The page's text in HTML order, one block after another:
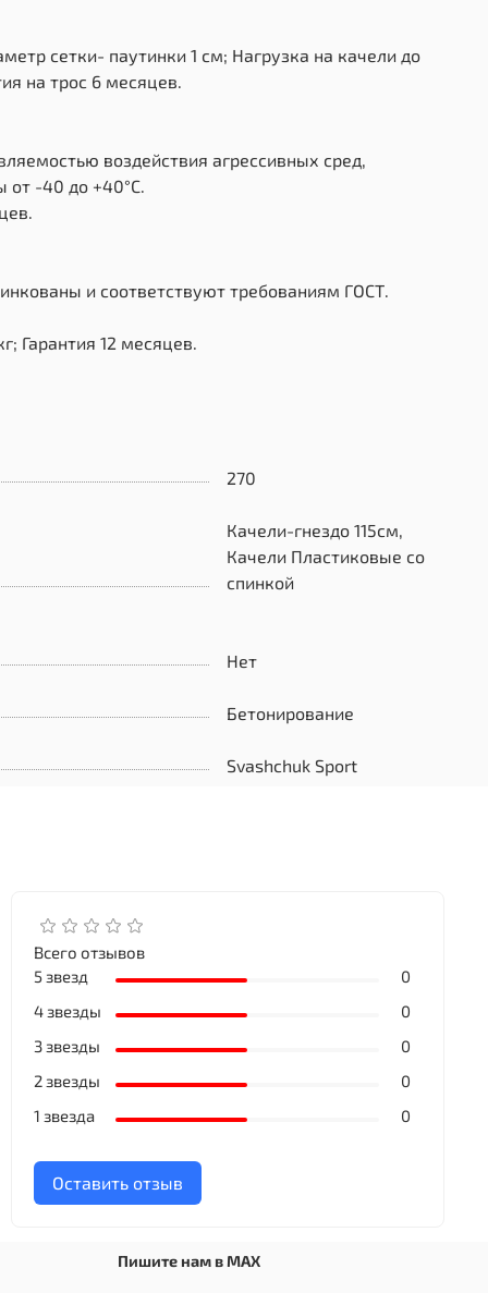
сетки- паутинки 1 см; Нагрузка на качели до
на трос 6 месяцев.
воздействия агрессивных сред,
от -40 до +40°С.
и соответствуют требованиям ГОСТ.
Гарантия 12 месяцев.
270
Качели-гнездо 115см,
Качели Пластиковые со
спинкой
Нет
Бетонирование
Svashchuk Sport
Всего отзывов
5 звезд
0
4 звезды
0
3 звезды
0
2 звезды
0
1 звезда
0
Оставить отзыв
Пишите нам в MAX